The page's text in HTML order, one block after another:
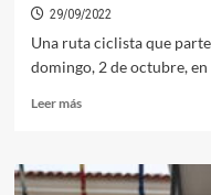
de
29/09/2022
Una ruta ciclista que
domingo, 2 de octubre,
Leer másLeer
La
XVI